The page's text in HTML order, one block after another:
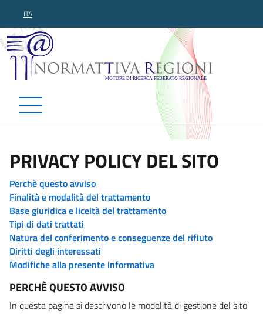
ITA
Normattiva Regioni -
PRIVACY POLICY DEL SITO
Perchè questo avviso
Finalità e modalità del trattamento
Base giuridica e liceità del trattamento
Tipi di dati trattati
Natura del conferimento e conseguenze del rifiuto
Diritti degli interessati
Modifiche alla presente informativa
PERCHÈ QUESTO AVVISO
In questa pagina si descrivono le modalità di gestione del sito